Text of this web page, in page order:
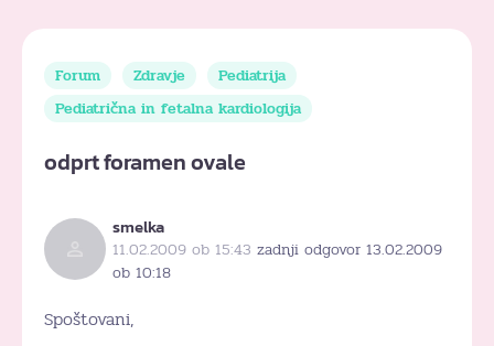
Forum Zdravje
Pediatrija
Pediatrična in fetalna kardiologija
odprt foramen ovale
smelka
11.02.2009 ob 15:43 zadnji odgovor 13.02.2009
ob 10:18
Spoštovani,